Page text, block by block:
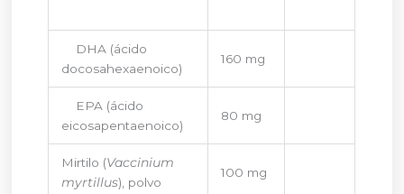
DHA (ácido
docosahexaenoico)
160 mg
EPA (ácido
eicosapentaenoico)
80 mg
Mirtilo (Vaccinium
myrtillus), polvo
100 mg